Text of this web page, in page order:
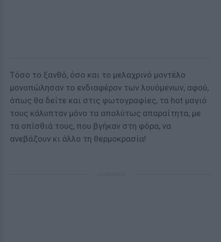
Τόσο το ξανθό, όσο και το μελαχρινό μοντέλο
μονοπώλησαν το ενδιαφέρον των λουόμενων, αφού,
όπως θα δείτε και στις φωτογραφίες, τα hοt μαγιό
τους κάλυπταν μόνο τα απολύτως απαραίτητα, με
τα οπίσθιά τους, που βγήκαν στη φόρα, να
ανεβάζουν κι άλλο τη θερμοκρασία!